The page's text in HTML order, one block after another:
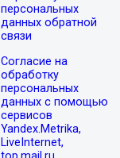
персональных
данных обратной
связи
Согласие на
обработку
персональных
данных с помощью
сервисов
Yandex.Metrika,
LiveInternet,